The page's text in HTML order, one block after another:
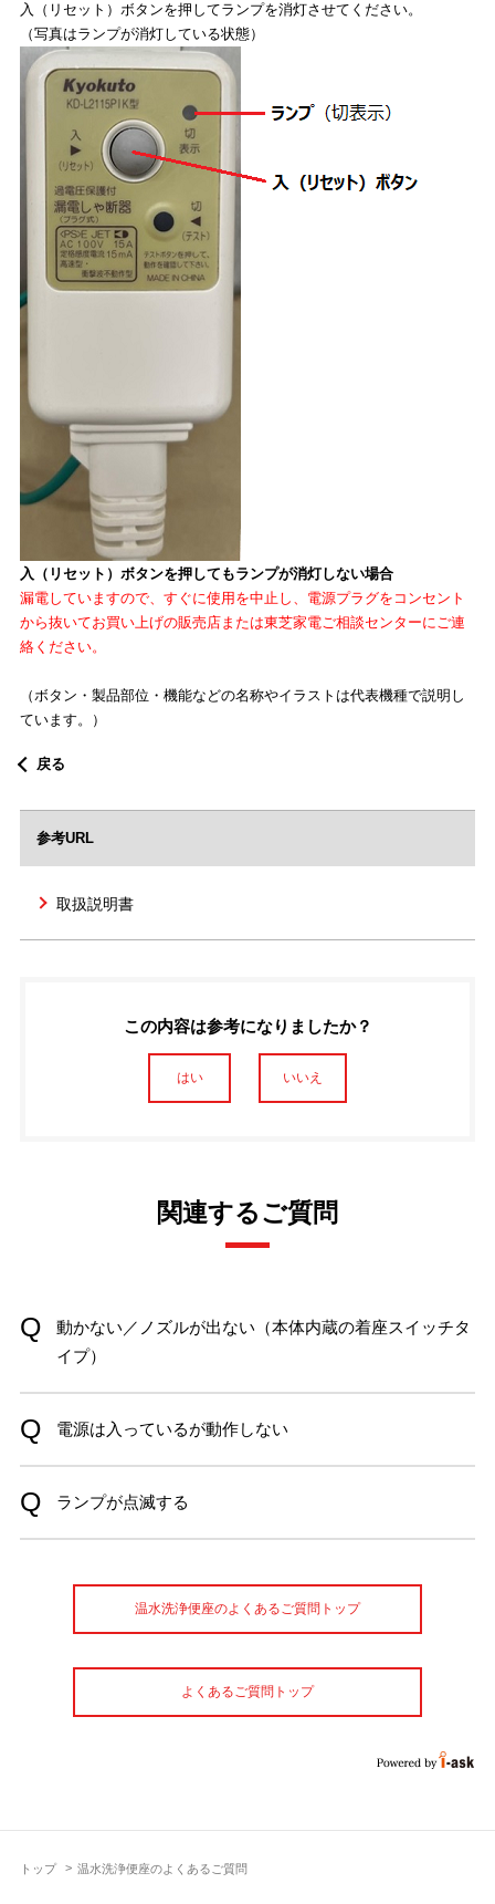
トップ 温水洗浄便座のよくあるご質問
入（リセット）ボタンを押してランプを消灯させてください。
（写真はランプが消灯している状態）
入（リセット）ボタンを押してもランプが消灯しない場合
漏電していますので、すぐに使用を中止し、電源プラグをコンセント
から抜いてお買い上げの販売店または東芝家電ご相談センターにご連
絡ください。
（ボタン・製品部位・機能などの名称やイラストは代表機種で説明し
ています。）
戻る
参考URL
取扱説明書
この内容は参考になりましたか？
はい いいえ
関連するご質問
動かない／ノズルが出ない（本体内蔵の着座スイッチタ
イプ）
電源は入っているが動作しない
ランプが点滅する
温水洗浄便座のよくあるご質問トップ
よくあるご質問トップ